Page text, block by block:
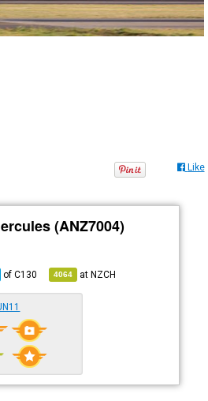
Like
(ANZ7004)
ofC130 4064 atNZCH